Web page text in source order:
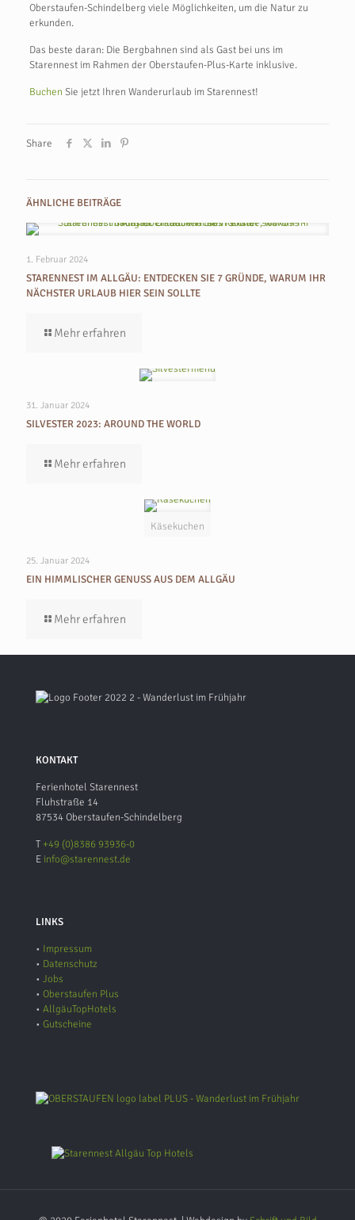
Oberstaufen-Schindelberg viele Möglichkeiten, um die Natur zu
erkunden.
Das beste daran: Die Bergbahnen sind als Gast bei uns im
Starennest im Rahmen der Oberstaufen-Plus-Karte inklusive.
Buchen Sie jetzt Ihren Wanderurlaub im Starennest!
Share
ÄHNLICHE BEITRÄGE
1. Februar 2024
STARENNEST IM ALLGÄU: ENTDECKEN SIE 7 GRÜNDE, WARUM IHR
NÄCHSTER URLAUB HIER SEIN SOLLTE
Mehr erfahren
31. Januar 2024
SILVESTER 2023: AROUND THE WORLD
Mehr erfahren
Käsekuchen
25. Januar 2024
EIN HIMMLISCHER GENUSS AUS DEM ALLGÄU
Mehr erfahren
KONTAKT
Ferienhotel Starennest
Fluhstraße 14
87534 Oberstaufen-Schindelberg
T +49 (0)8386 93936-0
E info@starennest.de
LINKS
• Impressum
• Datenschutz
• Jobs
• Oberstaufen Plus
• AllgäuTopHotels
• Gutscheine